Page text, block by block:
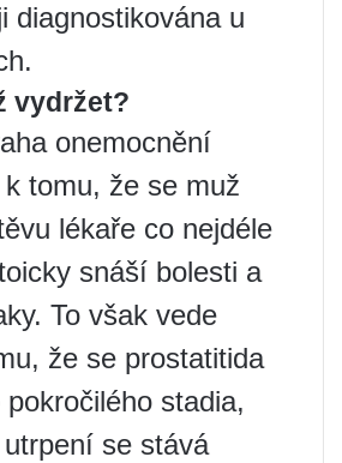
diagnostikována u
vydržet?
onemocnění
tomu, že se muž
lékaře co nejdéle
snáší bolesti a
To však vede
že se prostatitida
stadia,
se stává